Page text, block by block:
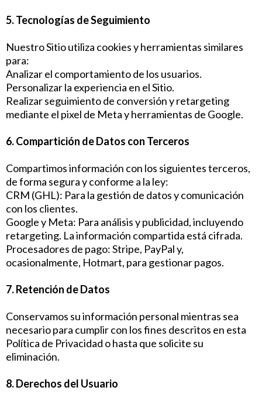
5. Tecnologías de Seguimiento
Nuestro Sitio utiliza cookies y herramientas similares
para:
Analizar el comportamiento de los usuarios.
Personalizar la experiencia en el Sitio.
Realizar seguimiento de conversión y retargeting
mediante el pixel de Meta y herramientas de Google.
6. Compartición de Datos con Terceros
Compartimos información con los siguientes terceros,
de forma segura y conforme a la ley:
CRM (GHL): Para la gestión de datos y comunicación
con los clientes.
Google y Meta: Para análisis y publicidad, incluyendo
retargeting. La información compartida está cifrada.
Procesadores de pago: Stripe, PayPal y,
ocasionalmente, Hotmart, para gestionar pagos.
7. Retención de Datos
Conservamos su información personal mientras sea
necesario para cumplir con los fines descritos en esta
Política de Privacidad o hasta que solicite su
eliminación.
8. Derechos del Usuario